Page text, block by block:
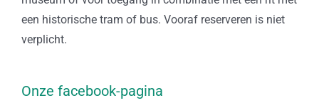
een historische tram of bus. Vooraf reserveren is niet
verplicht.
Onze facebook-pagina